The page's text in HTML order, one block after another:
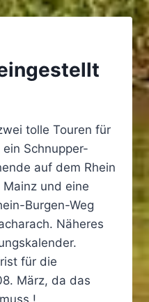
tolle Touren für
Schnupper-
auf dem Rhein
und eine
Burgen-Weg
Näheres
für die
März, da das
!